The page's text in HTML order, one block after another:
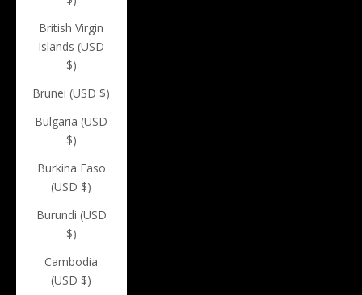
British Virgin
Islands (USD
$)
Brunei (USD $)
Bulgaria (USD
$)
Burkina Faso
(USD $)
Burundi (USD
$)
Cambodia
(USD $)